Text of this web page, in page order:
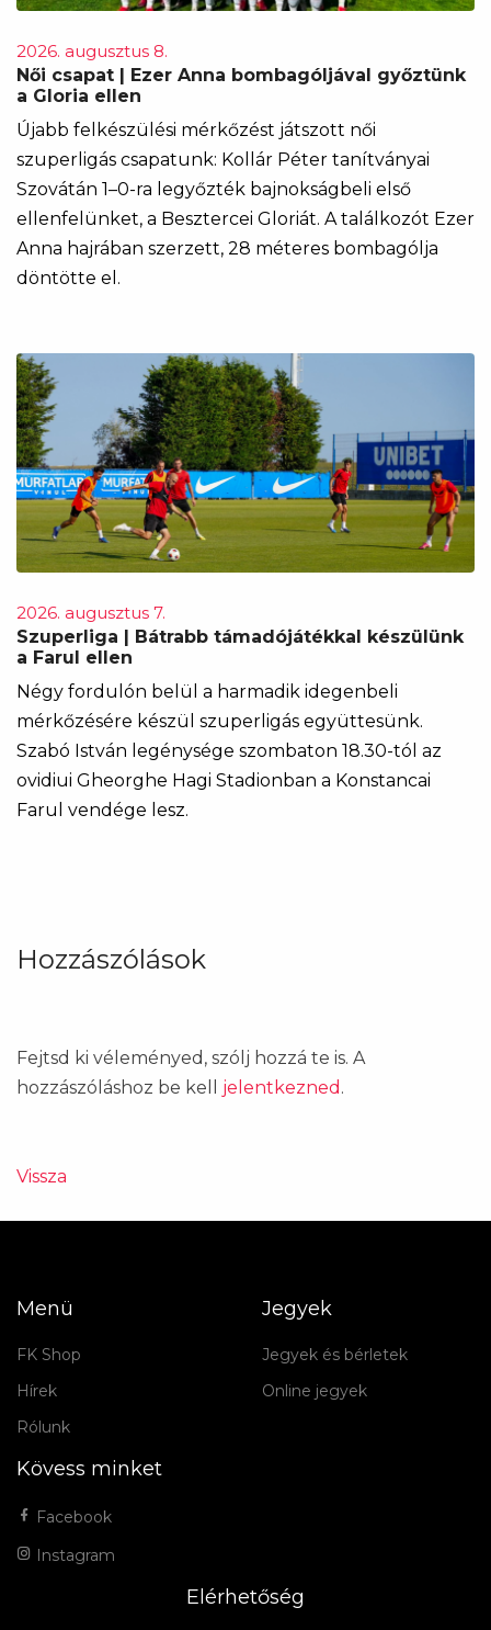
2026. augusztus 8.
Női csapat | Ezer Anna bombagóljával győztünk
a Gloria ellen
Újabb felkészülési mérkőzést játszott női
szuperligás csapatunk: Kollár Péter tanítványai
Szovátán 1–0-ra legyőzték bajnokságbeli első
ellenfelünket, a Besztercei Gloriát. A találkozót Ezer
Anna hajrában szerzett, 28 méteres bombagólja
döntötte el.
2026. augusztus 7.
Szuperliga | Bátrabb támadójátékkal készülünk
a Farul ellen
Négy fordulón belül a harmadik idegenbeli
mérkőzésére készül szuperligás együttesünk.
Szabó István legénysége szombaton 18.30-tól az
ovidiui Gheorghe Hagi Stadionban a Konstancai
Farul vendége lesz.
Hozzászólások
Fejtsd ki véleményed, szólj hozzá te is. A
hozzászóláshoz be kell jelentkezned .
Vissza
Menü
FK Shop
Hírek
Rólunk
Jegyek
Jegyek és bérletek
Online jegyek
Kövess minket
Facebook
Instagram
Elérhetőség